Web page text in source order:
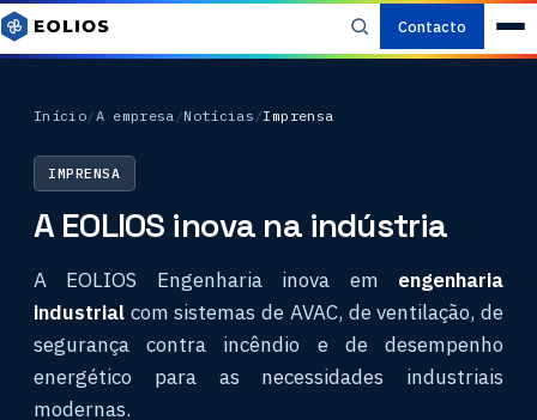
Contacto
Início/A empresa /Notícias /Imprensa
IMPRENSA
A EOLIOS inova na indústria
A EOLIOS Engenharia inova em engenharia
industrial com sistemas de AVAC, de ventilação, de
segurança contra incêndio e de desempenho
energético para as necessidades industriais
modernas.